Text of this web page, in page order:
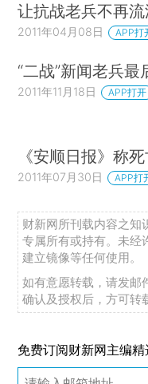
让抗战老兵不再流
2011年04月08日 APP打
“二战”新闻老兵最
2011年11月18日 APP打开
《安顺日报》称
2011年07月30日 APP打
财新网所刊载内容之知
专属所有或持有。未经
建立镜像等任何使用。
如有意愿转载，请发邮
确认及授权后，方可转
免费订阅财新网主编